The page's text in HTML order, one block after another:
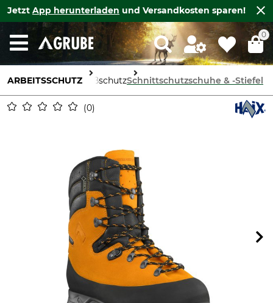
Jetzt App herunterladen und Versandkosten sparen!
0
ARBEITSSCHUTZ FußschutzSchnittschutzschuhe & -Stiefel
0